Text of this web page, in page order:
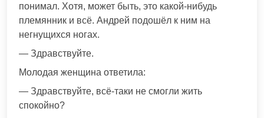
понимал. Хотя, может быть, это какой-нибудь
племянник и всё. Андрей подошёл к ним на
негнущихся ногах.
— Здравствуйте.
Молодая женщина ответила:
— Здравствуйте, всё-таки не смогли жить
спокойно?